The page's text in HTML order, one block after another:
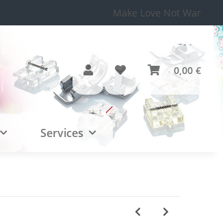
Make Love Not War
0,00 €
Services